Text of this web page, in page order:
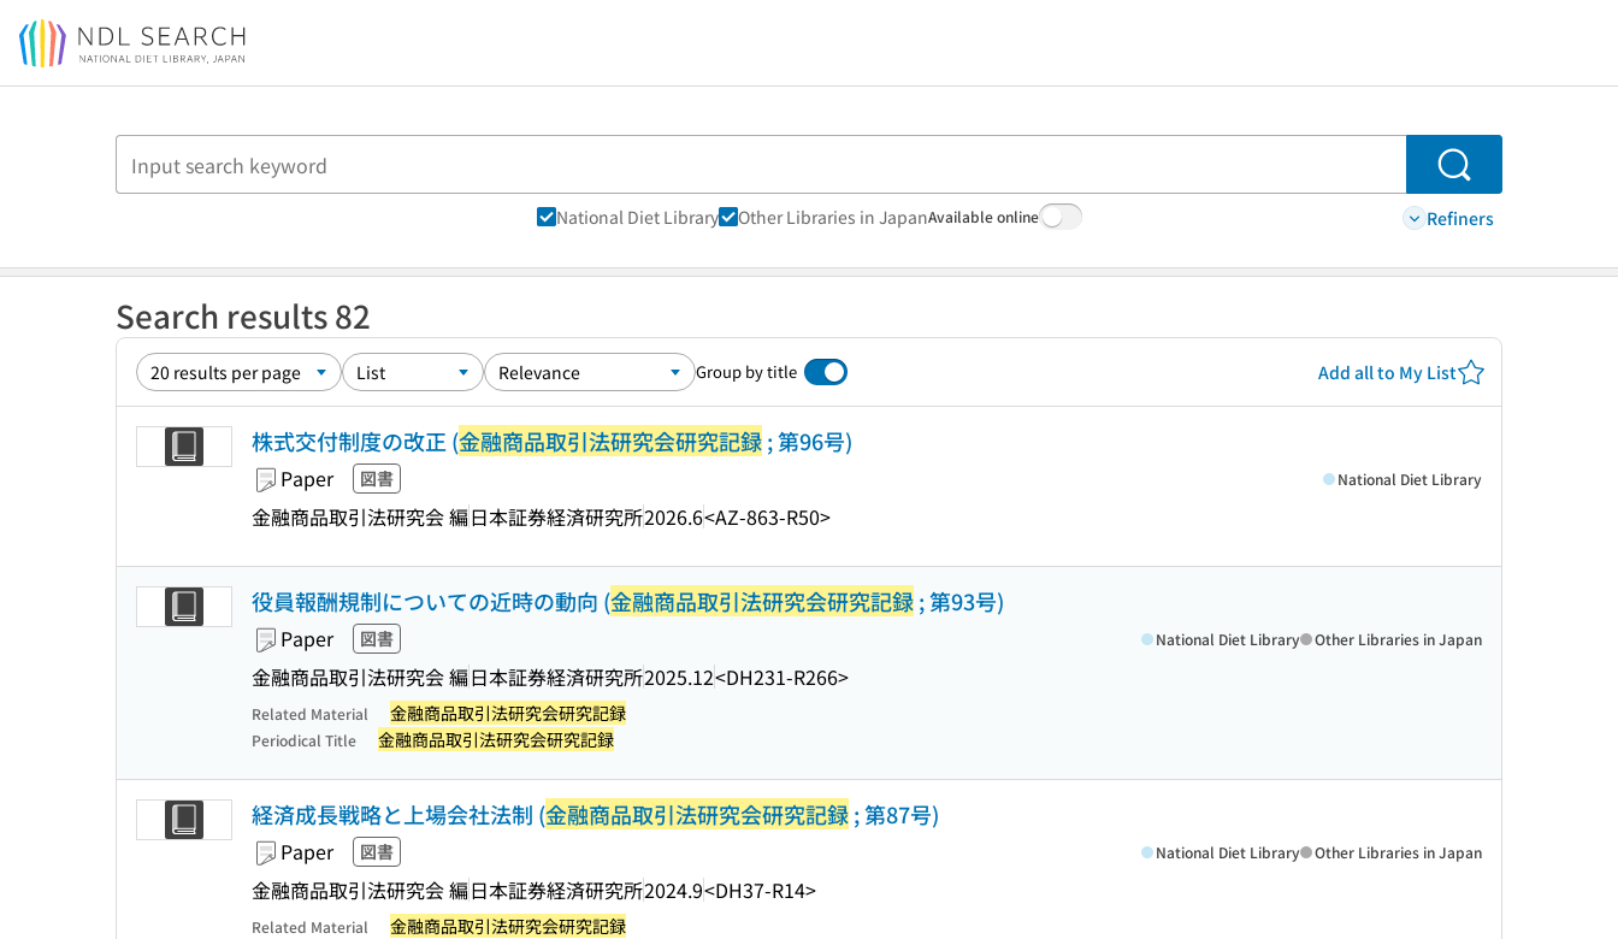
Jump to main content
Search
National Diet Library Other Libraries in JapanAvailable online Refiners
Search results 82
Group by title Add all to My List
株式交付制度の改正 (金融商品取引法研究会研究記録; 第96号)
Paper 図書
金融商品取引法研究会 編日本証券経済研究所2026.6<AZ-863-R50>
National Diet Library
役員報酬規制についての近時の動向 (金融商品取引法研究会研究記録; 第93号)
Paper 図書
金融商品取引法研究会 編日本証券経済研究所2025.12<DH231-R266>
National Diet Library Other Libraries in Japan
Related Material 金融商品取引法研究会研究記録
Periodical Title 金融商品取引法研究会研究記録
経済成長戦略と上場会社法制 (金融商品取引法研究会研究記録; 第87号)
Paper 図書
金融商品取引法研究会 編日本証券経済研究所2024.9<DH37-R14>
National Diet Library Other Libraries in Japan
Related Material 金融商品取引法研究会研究記録